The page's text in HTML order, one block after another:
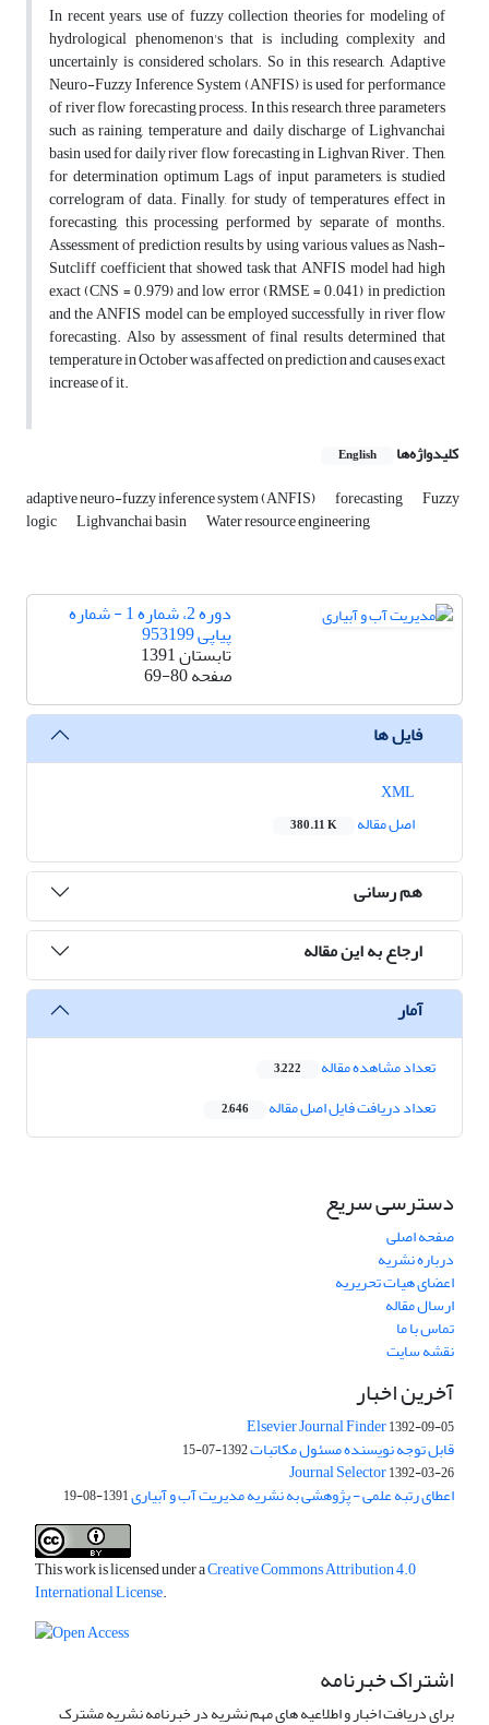
In recent years, use of fuzzy collection theories for modeling of
hydrological phenomenon's that is including complexity and
uncertainly is considered scholars. So in this research, Adaptive
Neuro-Fuzzy Inference System (ANFIS) is used for performance
of river flow forecasting process. In this research, three parameters
such as raining, temperature and daily discharge of Lighvanchai
basin used for daily river flow forecasting in Lighvan River. Then,
for determination optimum Lags of input parameters, is studied
correlogram of data. Finally, for study of temperatures effect in
forecasting, this processing performed by separate of months.
Assessment of prediction results by using various values as Nash-
Sutcliff coefficient that showed task that ANFIS model had high
exact (CNS = 0.979) and low error (RMSE = 0.041) in prediction
and the ANFIS model can be employed successfully in river flow
forecasting. Also by assessment of final results determined that
temperature in October was affected on prediction and causes exact
increase of it.
کلیدواژه‌ها English
adaptive neuro-fuzzy inference system (ANFIS) forecasting Fuzzy
logic Lighvanchai basin Water resource engineering
دوره 2، شماره 1 - شماره
پیاپی 953199
تابستان 1391
صفحه69-80
فایل ها
اصل مقاله
380.11 K
هم رسانی
ارجاع به این مقاله
آمار
تعداد مشاهده مقاله 3,222
تعداد دریافت فایل اصل مقاله 2,646
دسترسی سریع
صفحه اصلی
درباره نشریه
اعضای هیات تحریریه
ارسال مقاله
تماس با ما
نقشه سایت
آخرین اخبار
Elsevier Journal Finder1392-09-05
قابل توجه نویسنده مسئول مکاتبات1392-07-15
Journal Selector1392-03-26
اعطای رتبه علمی - پژوهشی به نشریه مدیریت آب و آبیاری1391-08-19
This work is licensed under aCreative Commons Attribution 4.0
International License.
اشتراک خبرنامه
برای دریافت اخبار و اطلاعیه های مهم نشریه در خبرنامه نشریه مشترک